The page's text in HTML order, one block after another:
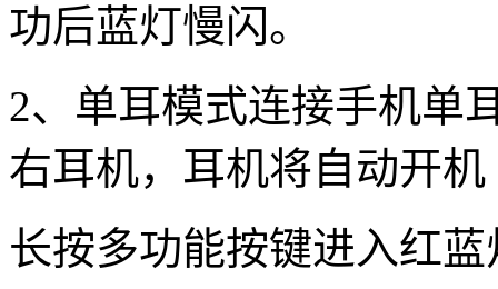
功后蓝灯慢闪。
2、单耳模式连接手机单
右耳机，耳机将自动开机
长按多功能按键进入红